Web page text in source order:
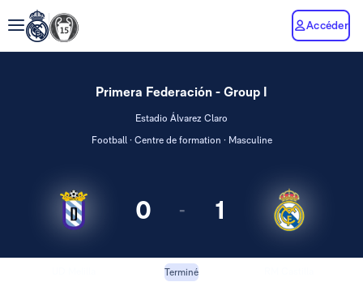
Accéder
Primera Federación - Group I
Estadio Álvarez Claro
Football · Centre de formation · Masculine
0 - 1
Terminé